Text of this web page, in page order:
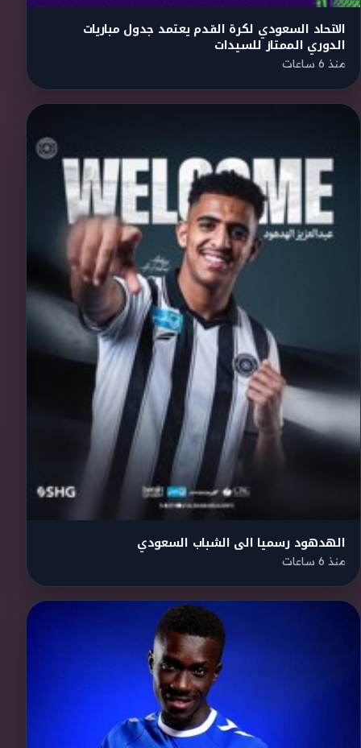
الاتحاد السعودي لكرة القدم يعتمد جدول مباريات
الدوري الممتاز للسيدات
منذ 6 ساعات
الهدهود رسميا الى الشباب السعودي
منذ 6 ساعات